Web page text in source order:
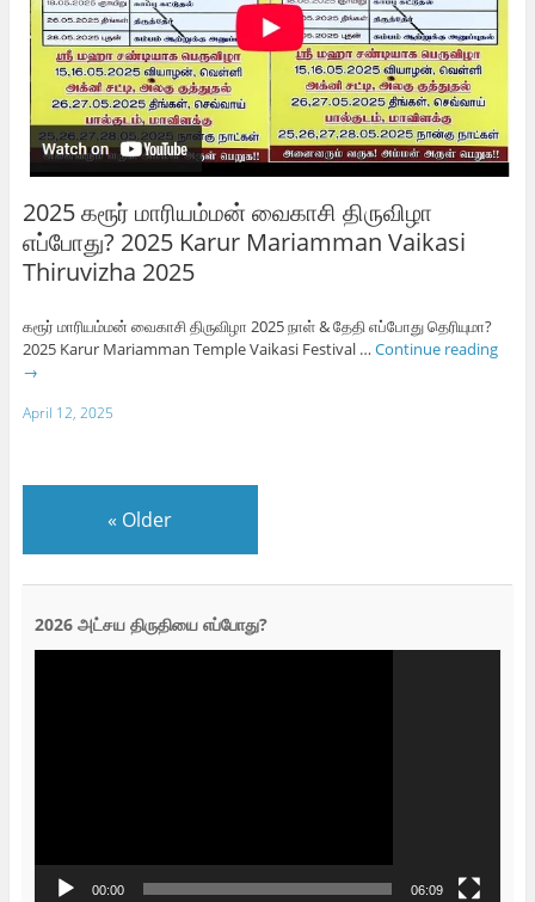
2025 கரூர் மாரியம்மன் வைகாசி திருவிழா
எப்போது? 2025 Karur Mariamman Vaikasi
Thiruvizha 2025
கரூர் மாரியம்மன் வைகாசி திருவிழா 2025 நாள் & தேதி எப்போது தெரியுமா?
2025 Karur Mariamman Temple Vaikasi Festival … Continue reading
→
April 12, 2025
« Older
2026 அட்சய திருதியை எப்போது?
00:00 06:09